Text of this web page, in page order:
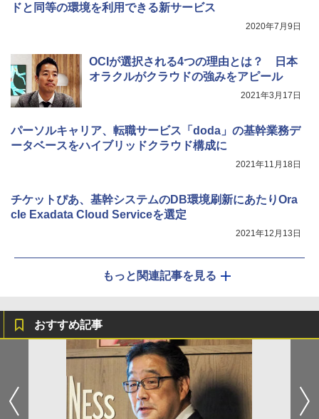
ドと同等の環境を利用できる新サービス
2020年7月9日
OCIが選択される4つの理由とは？ 日本
オラクルがクラウドの強みをアピール
2021年3月17日
パーソルキャリア、転職サービス「doda」の基幹業務デ
ータベースをハイブリッドクラウド構成に
2021年11月18日
チケットぴあ、基幹システムのDB環境刷新にあたりOra
cle Exadata Cloud Serviceを選定
2021年12月13日
もっと関連記事を見る
おすすめ記事